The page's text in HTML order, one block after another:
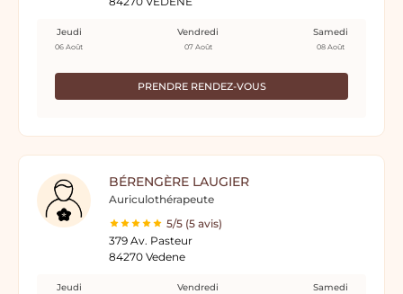
PRENDRE RENDEZ-VOUS
Jeudi
06 Août
Vendredi
07 Août
Samedi
08 Août
BÉRENGÈRE LAUGIER
Auriculothérapeute
5/5 (5 avis)
379 Av. Pasteur
84270 Vedene
Jeudi Vendredi Samedi